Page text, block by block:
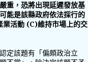
重，恐將出現延遲發放基
能是該縣政府依法採行的
活動 (C)維持市場上的交
定該題有「偏頗政治立